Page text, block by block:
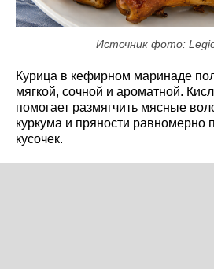
Источник фото:
Курица в кефирном маринаде
мягкой, сочной и ароматной.
помогает размягчить мясные
куркума и пряности
кусочек.